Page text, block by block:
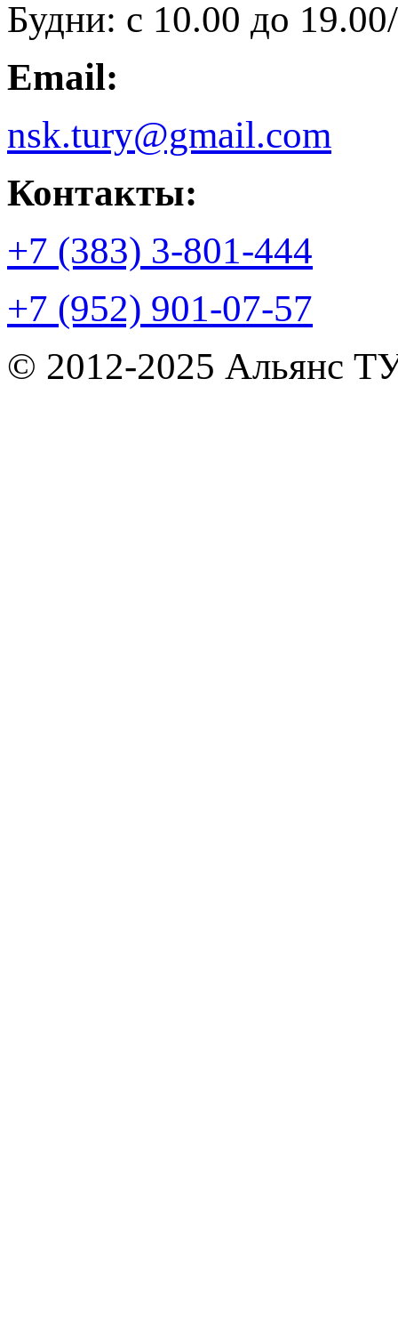
Будни: с 10.00 до
Email:
nsk.tury@gmail.com
Контакты:
+7 (383) 3-801-444
+7 (952) 901-07-57
© 2012-2025 Альянс